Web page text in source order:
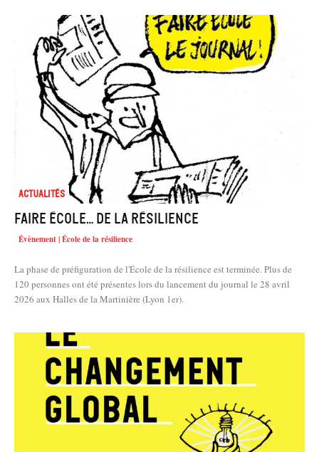
Actualités
Faire école… de la résilience
Évènement | École de la résilience
La phase de préfiguration de l'École de la résilience est terminée. Plus de
120 personnes ont été présentes lors du lancement du journal le 28 avril
2026 aux Halles de la Martinière (Lyon 1er).